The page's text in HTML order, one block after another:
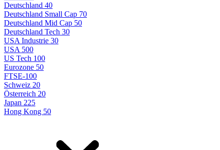
Deutschland 40
Deutschland Small Cap 70
Deutschland Mid Cap 50
Deutschland Tech 30
USA Industrie 30
USA 500
US Tech 100
Eurozone 50
FTSE-100
Schweiz 20
Österreich 20
Japan 225
Hong Kong 50